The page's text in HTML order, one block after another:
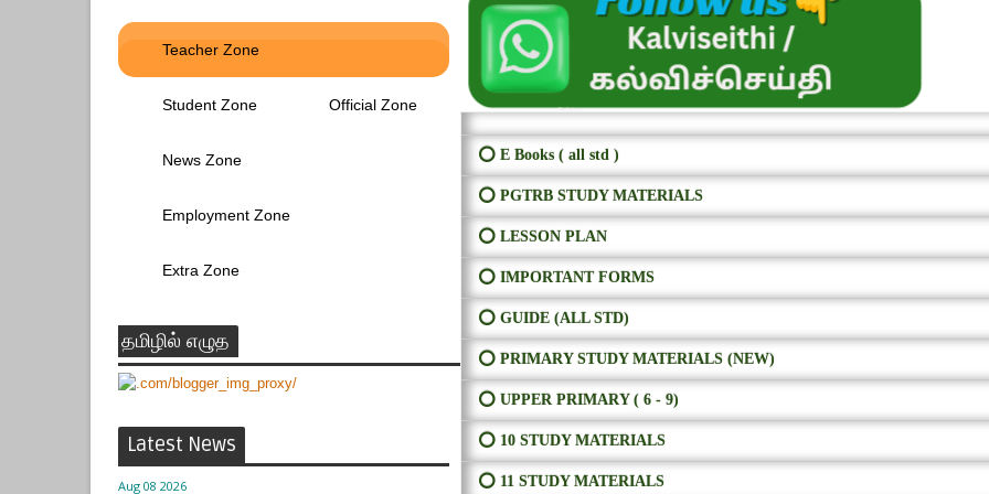
Teacher Zone
Student Zone Official Zone
News Zone
Employment Zone
Extra Zone
தமிழில் எழுத
Latest News
Aug 08 2026
⭕ E Books ( all std )
⭕ PGTRB STUDY MATERIALS
⭕ LESSON PLAN
⭕ IMPORTANT FORMS
⭕ GUIDE (ALL STD)
⭕ PRIMARY STUDY MATERIALS (NEW)
⭕ UPPER PRIMARY ( 6 - 9)
⭕ 10 STUDY MATERIALS
⭕ 11 STUDY MATERIALS